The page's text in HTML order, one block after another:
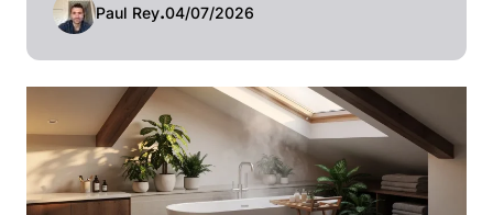
Paul Rey.04/07/2026